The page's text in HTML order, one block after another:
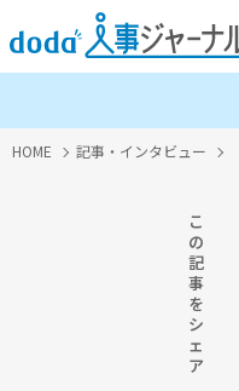
HOME 記事・インタビュー
こ
の
記
事
を
シ
ェ
ア